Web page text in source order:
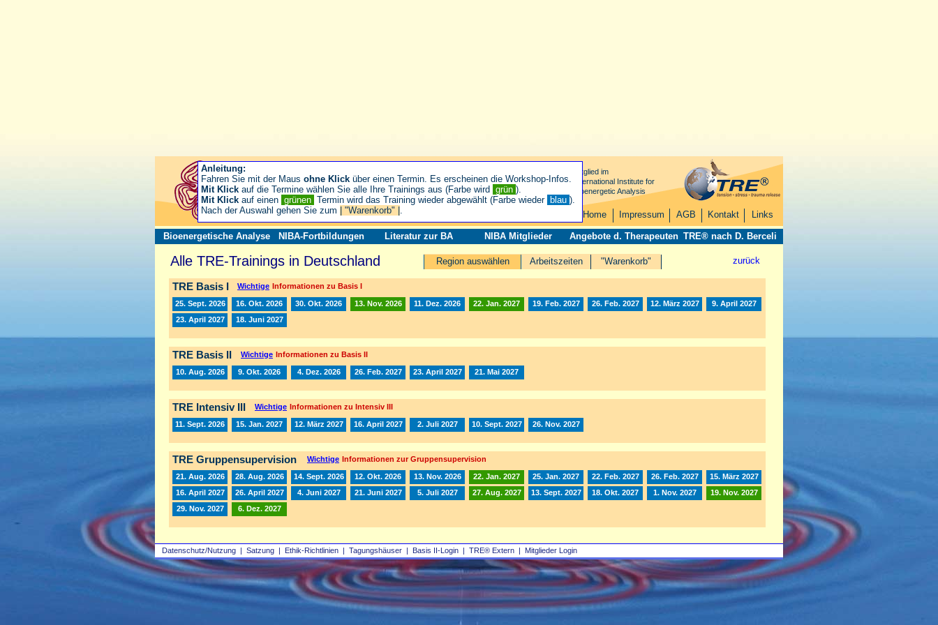
Datenschutz/Nutzung | Satzung | Ethik-Richtlinien | Tagungshäuser | Basis II‑Login | TRE® Extern | Mitglieder Login
Mitglied im
International Institute for
Bioenergetic Analysis
Home Impressum AGB Kontakt Links
Bioenergetische Analyse NIBA-Fortbildungen Literatur zur BA NIBA Mitglieder Angebote d. Therapeuten TRE® nach D. Berceli
zurück
Arbeitszeiten "Warenkorb"
Alle TRE-Trainings in Deutschland Region auswählen
TRE Basis I Wichtige Informationen zu Basis I
25. Sept. 2026 16. Okt. 2026 30. Okt. 2026 13. Nov. 2026 11. Dez. 2026 22. Jan. 2027 19. Feb. 2027 26. Feb. 2027 12. März 2027
9. April 2027
23. April 2027
18. Juni 2027
TRE Basis II Wichtige Informationen zu Basis II
10. Aug. 2026 9. Okt. 2026 4. Dez. 2026 26. Feb. 2027 23. April 2027 21. Mai 2027
TRE Intensiv III Wichtige Informationen zu Intensiv III
11. Sept. 2026 15. Jan. 2027 12. März 2027 16. April 2027 2. Juli 2027 10. Sept. 2027 26. Nov. 2027
TRE Gruppensupervision Wichtige Informationen zur Gruppensupervision
21. Aug. 2026 28. Aug. 2026 14. Sept. 2026 12. Okt. 2026 13. Nov. 2026 22. Jan. 2027 25. Jan. 2027 22. Feb. 2027 26. Feb. 2027
15. März 2027
16. April 2027
26. April 2027 4. Juni 2027 21. Juni 2027 5. Juli 2027 27. Aug. 2027 13. Sept. 2027 18. Okt. 2027 1. Nov. 2027
19. Nov. 2027
29. Nov. 2027
6. Dez. 2027
Anleitung:
Fahren Sie mit der Maus ohne Klick über einen Termin. Es erscheinen die Workshop-Infos.
Mit Klick auf die Termine wählen Sie alle Ihre Trainings aus (Farbe wird grün ).
Mit Klick auf einen grünen Termin wird das Training wieder abgewählt (Farbe wieder blau ).
Nach der Auswahl gehen Sie zum
| "Warenkorb" | .